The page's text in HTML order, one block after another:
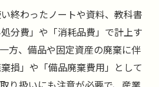
終わったノートや資料、教科書
分費」や「消耗品費」で計上す
方、備品や固定資産の廃棄に伴
損」や「備品廃棄費用」として